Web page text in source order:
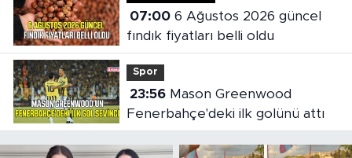
07:006 Ağustos 2026 güncel
fındık fiyatları belli oldu
Spor
23:56Mason Greenwood
Fenerbahçe'deki ilk golünü attı